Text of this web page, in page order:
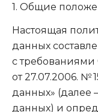
1. Общие
Настоящая
данных
с требованиями
от 27.07.2006. №
данных» (далее
данных) и